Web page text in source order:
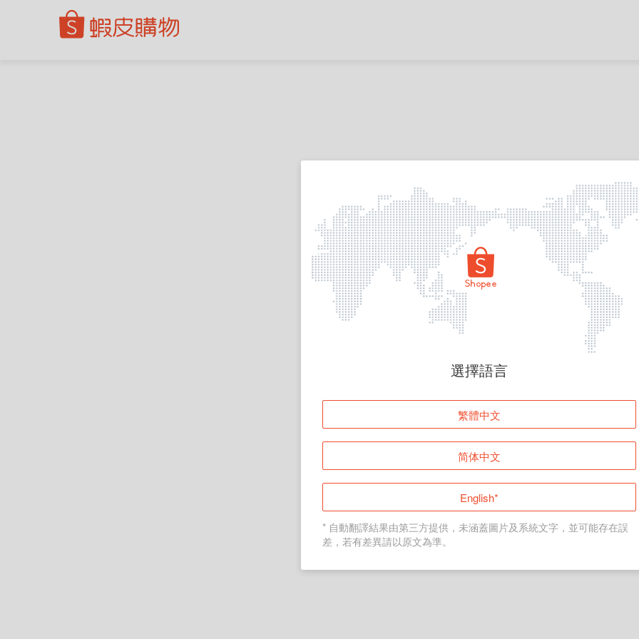
頁面無法顯示
登入
返回首頁
選擇語言
繁體中文
简体中文
English*
* 自動翻譯結果由第三方提供，未涵蓋圖片及系統文字，並可能存在誤
差，若有差異請以原文為準。